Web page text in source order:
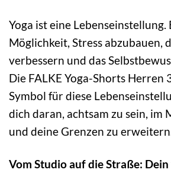
Yoga ist eine Lebenseinstellung.
Möglichkeit, Stress abzubauen,
verbessern und das
Die FALKE Yoga-Shorts Herren
Symbol für diese
dich daran, achtsam zu sein, im
und deine Grenzen zu
Vom Studio auf die Straße: